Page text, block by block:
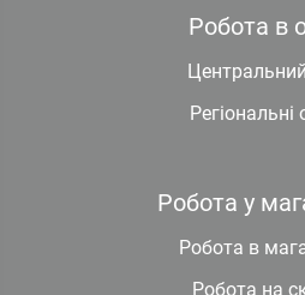
Робота в
Регіональні
Робота у
Робота в
Робота на